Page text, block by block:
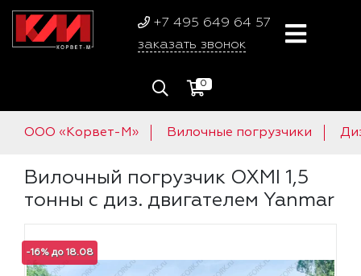
+7 495 649 64 57
заказать звонок
0
ООО «Корвет-М» Вилочные погрузчики
Вилочный погрузчик OXMI 1,5
тонны с диз. двигателем Yanmar
-16% до 18.08